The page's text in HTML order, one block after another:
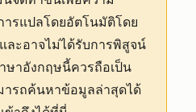
ารแปลโดยอัตโนมัติโดย
ละอาจไม่ได้รับการพิสูจน์
าอังกฤษนี้ควรถือเป็น
รถค้นหาข้อมูลล่าสุดได้